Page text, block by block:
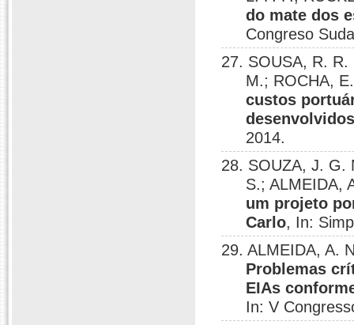
do mate dos
Congreso
27. SOUSA, R.
M.; ROCHA,
custos
2014.
28. SOUZA, J. G.
S.; ALMEIDA,
um projeto
Carlo, In:
29. ALMEIDA, A.
Problemas
EIAs
In: V